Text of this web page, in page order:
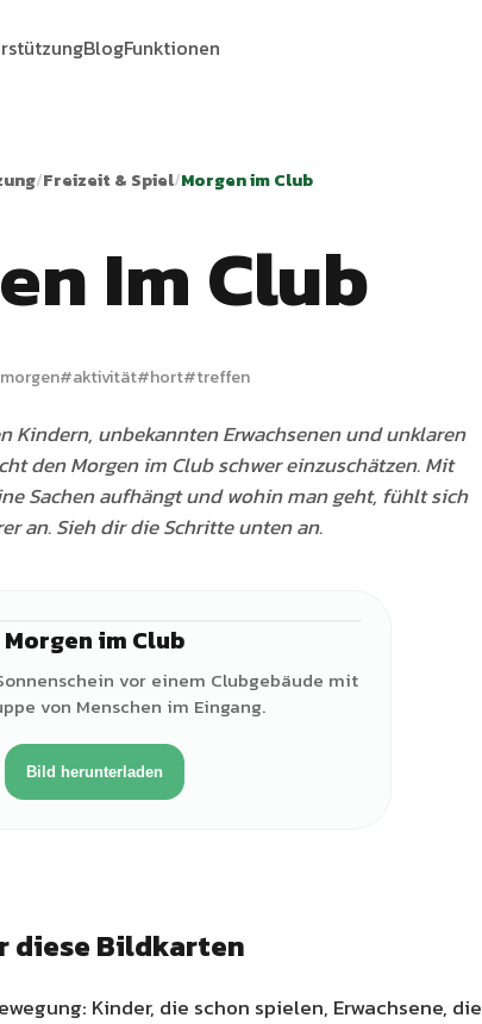
BlogFunktionen
/Freizeit & Spiel/Morgen im Club
Im Club
morgen#aktivität#hort#treffen
Kindern, unbekannten Erwachsenen und unklaren
den Morgen im Club schwer einzuschätzen. Mit
Sachen aufhängt und wohin man geht, fühlt sich
an. Sieh dir die Schritte unten an.
Morgen im Club
vor einem Clubgebäude mit
von Menschen im Eingang.
Bild herunterladen
diese Bildkarten
Kinder, die schon spielen, Erwachsene, die